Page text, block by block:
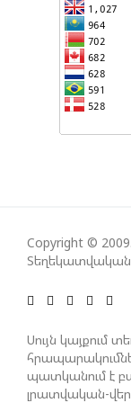
ՄԻԽԵԻԼ
ՉԻՆԱՍՏԱՆԸ
Copyright ©
Տեղեկատվական
Սույն կայքում
պատկանում է
լրատվական-